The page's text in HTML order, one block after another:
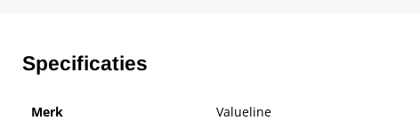
Specificaties
Merk Valueline